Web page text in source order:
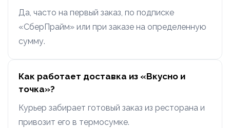
Да, часто на первый заказ, по подписке
«СберПрайм» или при заказе на определенную
сумму.
Как работает доставка из «Вкусно и
точка»?
Курьер забирает готовый заказ из ресторана и
привозит его в термосумке.